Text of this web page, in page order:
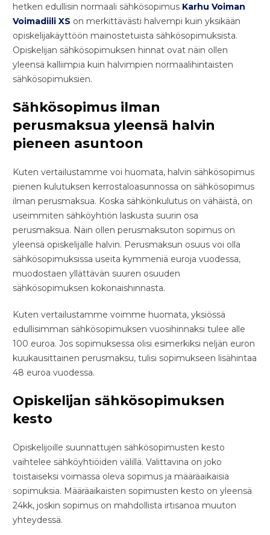
hetken edullisin normaali sähkösopimus Karhu Voiman
Voimadiili XS on merkittävästi halvempi kuin yksikään
opiskelijakäyttöön mainostetuista sähkösopimuksista.
Opiskelijan sähkösopimuksen hinnat ovat näin ollen
yleensä kalliimpia kuin halvimpien normaalihintaisten
sähkösopimuksien.
Sähkösopimus ilman
perusmaksua yleensä halvin
pieneen asuntoon
Kuten vertailustamme voi huomata, halvin sähkösopimus
pienen kulutuksen kerrostaloasunnossa on sähkösopimus
ilman perusmaksua. Koska sähkönkulutus on vähäistä, on
useimmiten sähköyhtiön laskusta suurin osa
perusmaksua. Näin ollen perusmaksuton sopimus on
yleensä opiskelijalle halvin. Perusmaksun osuus voi olla
sähkösopimuksissa useita kymmeniä euroja vuodessa,
muodostaen yllättävän suuren osuuden
sähkösopimuksen kokonaishinnasta.
Kuten vertailustamme voimme huomata, yksiössä
edullisimman sähkösopimuksen vuosihinnaksi tulee alle
100 euroa. Jos sopimuksessa olisi esimerkiksi neljän euron
kuukausittainen perusmaksu, tulisi sopimukseen lisähintaa
48 euroa vuodessa.
Opiskelijan sähkösopimuksen
kesto
Opiskelijoille suunnattujen sähkösopimusten kesto
vaihtelee sähköyhtiöiden välillä. Valittavina on joko
toistaiseksi voimassa oleva sopimus ja määräaikaisia
sopimuksia. Määräaikaisten sopimusten kesto on yleensä
24kk, joskin sopimus on mahdollista irtisanoa muuton
yhteydessä.